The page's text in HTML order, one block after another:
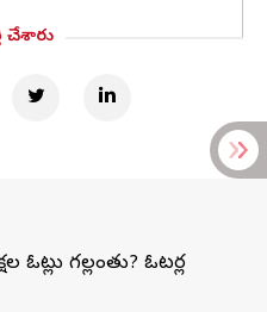
చేశారు
ఓట్లు గల్లంతు? ఓటర్ల